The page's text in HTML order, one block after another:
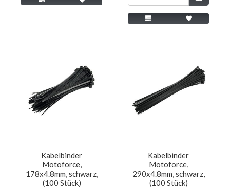
Kabelbinder
Motoforce,
178x4.8mm, schwarz,
(100 Stück)
Kabelbinder
Motoforce,
290x4.8mm, schwarz,
(100 Stück)